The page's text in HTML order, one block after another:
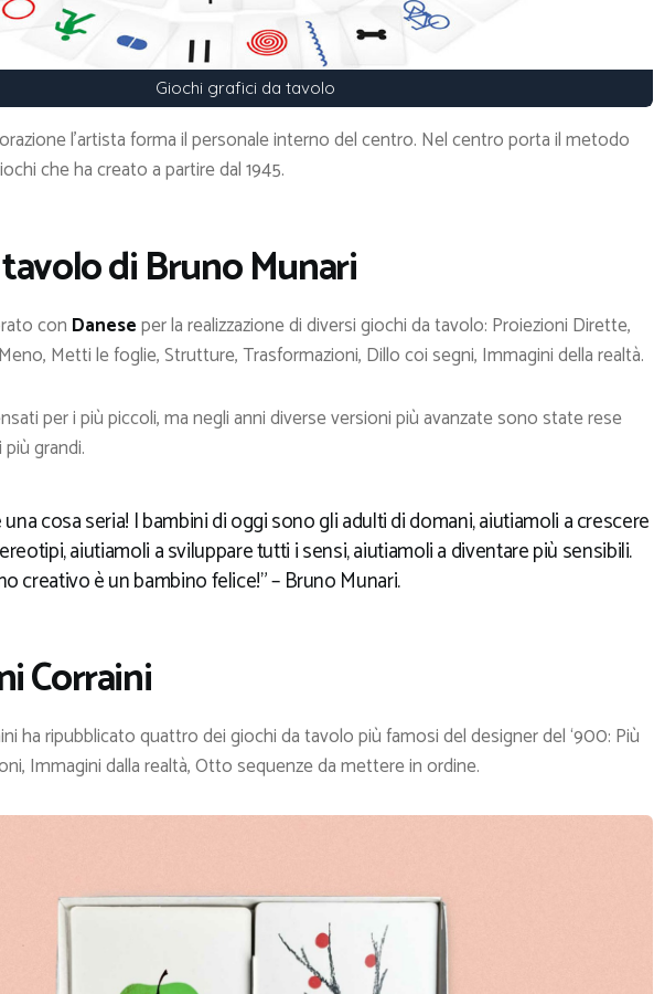
Giochi grafici da tavolo
l’artista forma il personale interno del centro. Nel centro porta il metodo
che ha creato a partire dal 1945.
di Bruno Munari
con Daneseper la realizzazione di diversi giochi da tavolo: Proiezioni Dirette,
Metti le foglie, Strutture, Trasformazioni, Dillo coi segni, Immagini della realtà.
per i più piccoli, ma negli anni diverse versioni più avanzate sono state rese
grandi.
una cosa seria! I bambini di oggi sono gli adulti di domani, aiutiamoli a crescere
aiutiamoli a sviluppare tutti i sensi, aiutiamoli a diventare più sensibili.
creativo è un bambino felice!” – Bruno Munari.
Corraini
ha ripubblicato quattro dei giochi da tavolo più famosi del designer del ‘900: Più
Immagini dalla realtà, Otto sequenze da mettere in ordine.